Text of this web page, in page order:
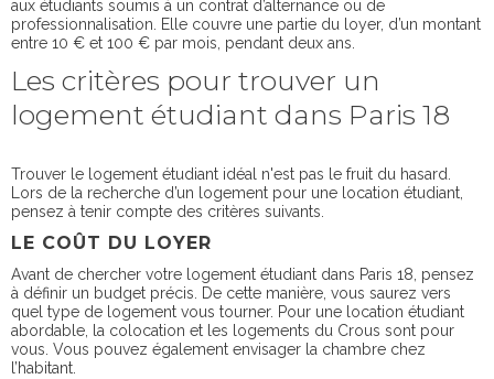
aux étudiants soumis à un contrat d’alternance ou de
professionnalisation. Elle couvre une partie du loyer, d’un montant
entre 10 € et 100 € par mois, pendant deux ans.
Les critères pour trouver un
logement étudiant dans Paris 18
Trouver le logement étudiant idéal n'est pas le fruit du hasard.
Lors de la recherche d’un logement pour une location étudiant,
pensez à tenir compte des critères suivants.
LE COÛT DU LOYER
Avant de chercher votre logement étudiant dans Paris 18, pensez
à définir un budget précis. De cette manière, vous saurez vers
quel type de logement vous tourner. Pour une location étudiant
abordable, la colocation et les logements du Crous sont pour
vous. Vous pouvez également envisager la chambre chez
l’habitant.